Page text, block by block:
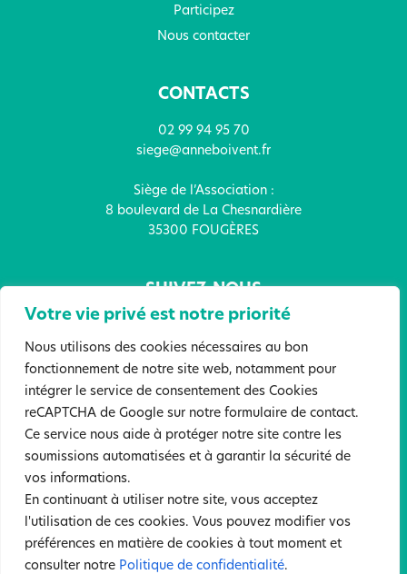
Votre vie privé est notre priorité
Nous utilisons des cookies nécessaires au bon
fonctionnement de notre site web, notamment pour
intégrer le service de consentement des Cookies
reCAPTCHA de Google sur notre formulaire de contact.
Ce service nous aide à protéger notre site contre les
soumissions automatisées et à garantir la sécurité de
vos informations.
En continuant à utiliser notre site, vous acceptez
l'utilisation de ces cookies. Vous pouvez modifier vos
préférences en matière de cookies à tout moment et
consulter notre Politique de confidentialité.
Participez
Nous contacter
CONTACTS
02 99 94 95 70
siege@anneboivent.fr
Siège de l’Association :
8 boulevard de La Chesnardière
35300 FOUGÈRES
SUIVEZ-NOUS
FAITES UN DON !
Mentions légales
Sites partenaires